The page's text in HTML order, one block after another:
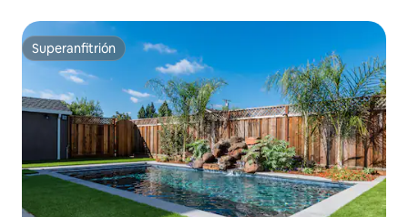
Superanfitrión
Superanfitrión